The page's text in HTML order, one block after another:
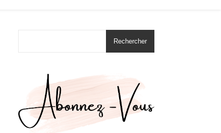
Rechercher